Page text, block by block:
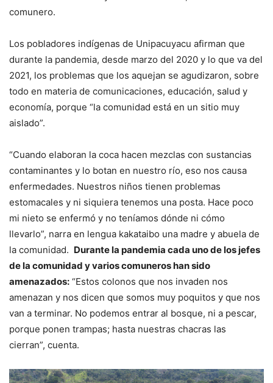
comunero.
Los pobladores indígenas de Unipacuyacu afirman que
durante la pandemia, desde marzo del 2020 y lo que va del
2021, los problemas que los aquejan se agudizaron, sobre
todo en materia de comunicaciones, educación, salud y
economía, porque “la comunidad está en un sitio muy
aislado”.
“Cuando elaboran la coca hacen mezclas con sustancias
contaminantes y lo botan en nuestro río, eso nos causa
enfermedades. Nuestros niños tienen problemas
estomacales y ni siquiera tenemos una posta. Hace poco
mi nieto se enfermó y no teníamos dónde ni cómo
llevarlo”, narra en lengua kakataibo una madre y abuela de
la comunidad. Durante la pandemia cada uno de los jefes
de la comunidad y varios comuneros han sido
amenazados: “Estos colonos que nos invaden nos
amenazan y nos dicen que somos muy poquitos y que nos
van a terminar. No podemos entrar al bosque, ni a pescar,
porque ponen trampas; hasta nuestras chacras las
cierran”, cuenta.